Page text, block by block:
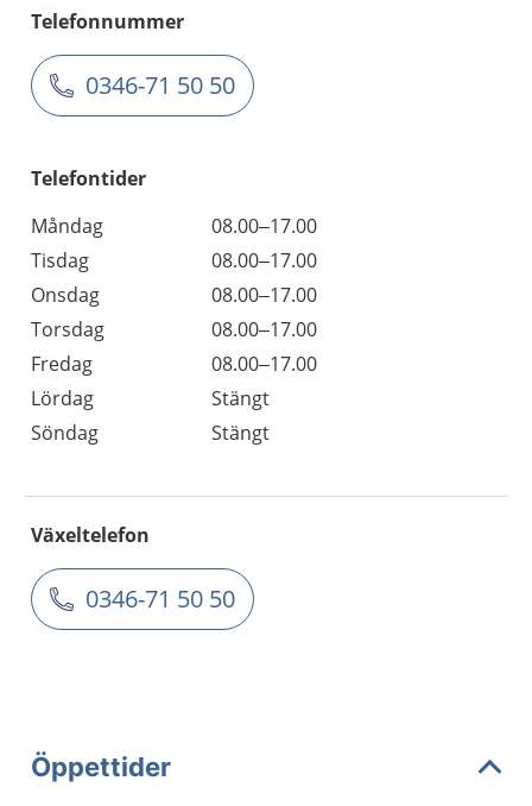
Telefonnummer
0346-71 50 50
Telefontider
Måndag
08.00–17.00
Tisdag
08.00–17.00
Onsdag
08.00–17.00
Torsdag
08.00–17.00
Fredag
08.00–17.00
Lördag
Stängt
Söndag
Stängt
Växeltelefon
0346-71 50 50
Öppettider